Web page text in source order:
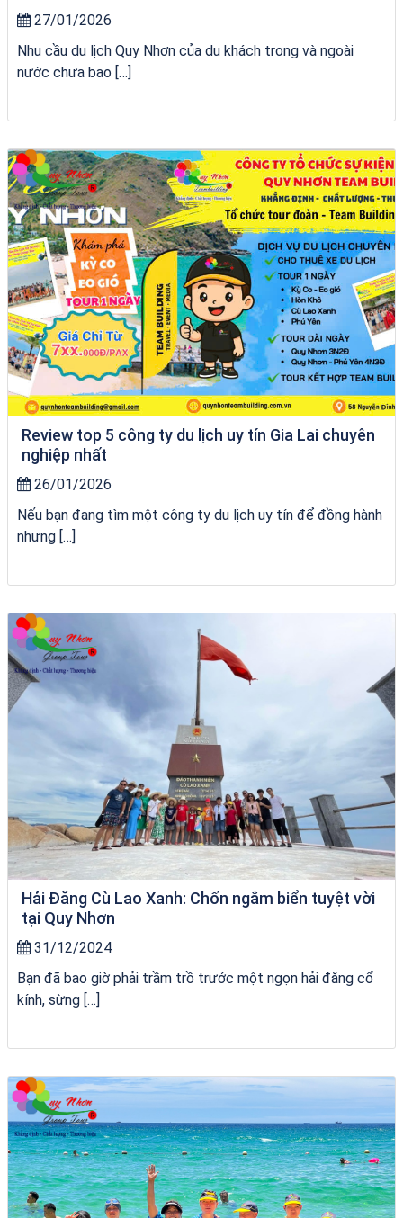
27/01/2026
Nhu cầu du lịch Quy Nhơn của du khách trong và ngoài
nước chưa bao […]
Tour Sóc Trăng Phú Yên
Review top 5 công ty du lịch uy tín Gia Lai chuyên
nghiệp nhất
26/01/2026
Nếu bạn đang tìm một công ty du lịch uy tín để đồng hành
nhưng […]
Hải Đăng Cù Lao Xanh: Chốn ngắm biển tuyệt vời
tại Quy Nhơn
31/12/2024
Bạn đã bao giờ phải trầm trồ trước một ngọn hải đăng cổ
kính, sừng […]
Tour Sóc Trăng Phú Yên